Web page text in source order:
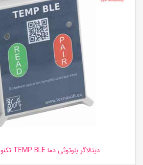
دیتالاگر بلوتوثی دما TEMP BLE تکنو سافت ایتالیا